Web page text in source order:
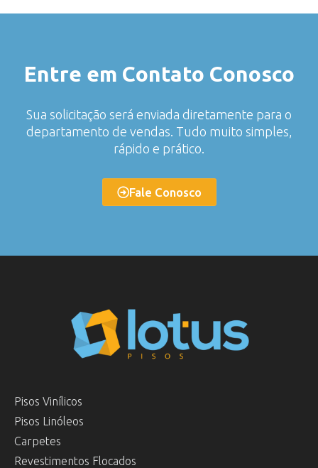
Entre em Contato Conosco
Sua solicitação será enviada diretamente para o
departamento de vendas. Tudo muito simples,
rápido e prático.
Fale Conosco
Pisos Vinílicos
Pisos Linóleos
Carpetes
Revestimentos Flocados